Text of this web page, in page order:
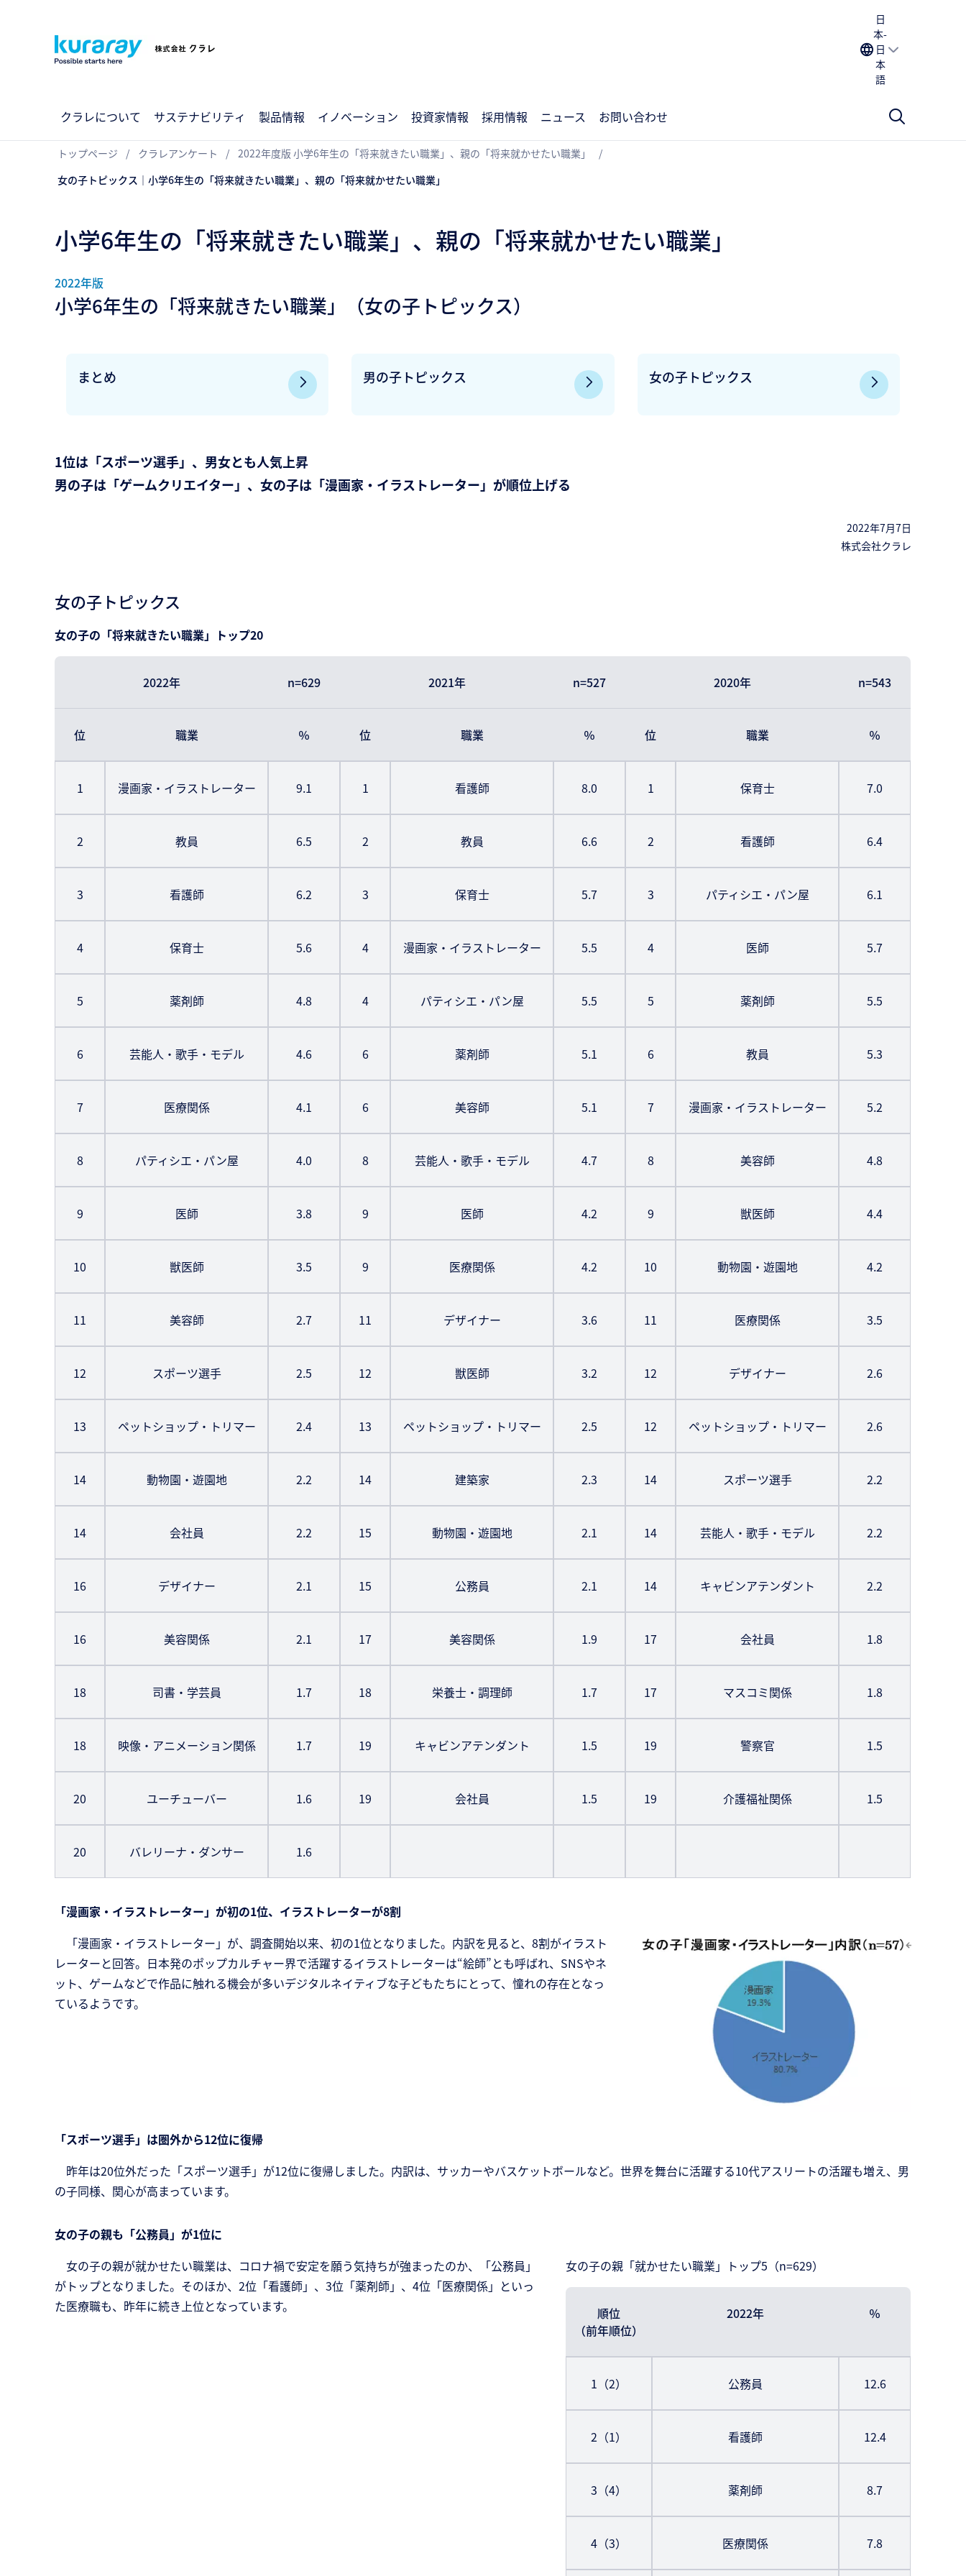
日
本-
日
本
語
クラレについて サステナビリティ 製品情報 イノベーション 投資家情報 採用情報 ニュース お問い合わせ
トップページ クラレアンケート
2022年度版 小学6年生の「将来就きたい職業」、親の「将来就かせたい職業」
女の子トピックス｜小学6年生の「将来就きたい職業」、親の「将来就かせたい職業」
小学6年生の「将来就きたい職業」、親の「将来就かせたい職業」
2022年版
小学6年生の「将来就きたい職業」（女の子トピックス）
まとめ 男の子トピックス 女の子トピックス
1位は「スポーツ選手」、男女とも人気上昇
男の子は「ゲームクリエイター」、女の子は「漫画家・イラストレーター」が順位上げる
2022年7月7日
株式会社クラレ
女の子トピックス
女の子の「将来就きたい職業」トップ20
2022年 n=629 2021年 n=527 2020年 n=543
位 職業 ％ 位 職業 ％ 位 職業 ％
1 漫画家・イラストレーター 9.1 1 看護師 8.0 1 保育士 7.0
2 教員 6.5 2 教員 6.6 2 看護師 6.4
3 看護師 6.2 3 保育士 5.7 3 パティシエ・パン屋 6.1
4 保育士 5.6 4 漫画家・イラストレーター 5.5 4 医師 5.7
5 薬剤師 4.8 4 パティシエ・パン屋 5.5 5 薬剤師 5.5
6 芸能人・歌手・モデル 4.6 6 薬剤師 5.1 6 教員 5.3
7 医療関係 4.1 6 美容師 5.1 7 漫画家・イラストレーター 5.2
8 パティシエ・パン屋 4.0 8 芸能人・歌手・モデル 4.7 8 美容師 4.8
9 医師 3.8 9 医師 4.2 9 獣医師 4.4
10 獣医師 3.5 9 医療関係 4.2 10 動物園・遊園地 4.2
11 美容師 2.7 11 デザイナー 3.6 11 医療関係 3.5
12 スポーツ選手 2.5 12 獣医師 3.2 12 デザイナー 2.6
13 ペットショップ・トリマー 2.4 13 ペットショップ・トリマー 2.5 12 ペットショップ・トリマー 2.6
14 動物園・遊園地 2.2 14 建築家 2.3 14 スポーツ選手 2.2
14 会社員 2.2 15 動物園・遊園地 2.1 14 芸能人・歌手・モデル 2.2
16 デザイナー 2.1 15 公務員 2.1 14 キャビンアテンダント 2.2
16 美容関係 2.1 17 美容関係 1.9 17 会社員 1.8
18 司書・学芸員 1.7 18 栄養士・調理師 1.7 17 マスコミ関係 1.8
18 映像・アニメーション関係 1.7 19 キャビンアテンダント 1.5 19 警察官 1.5
20 ユーチューバー 1.6 19 会社員 1.5 19 介護福祉関係 1.5
20 バレリーナ・ダンサー 1.6
「漫画家・イラストレーター」が初の1位、イラストレーターが8割
「漫画家・イラストレーター」が、調査開始以来、初の1位となりました。内訳を見ると、8割がイラスト
レーターと回答。日本発のポップカルチャー界で活躍するイラストレーターは“絵師”とも呼ばれ、SNSやネ
ット、ゲームなどで作品に触れる機会が多いデジタルネイティブな子どもたちにとって、憧れの存在となっ
ているようです。
「スポーツ選手」は圏外から12位に復帰
昨年は20位外だった「スポーツ選手」が12位に復帰しました。内訳は、サッカーやバスケットボールなど。世界を舞台に活躍する10代アスリートの活躍も増え、男
の子同様、関心が高まっています。
女の子の親も「公務員」が1位に
女の子の親が就かせたい職業は、コロナ禍で安定を願う気持ちが強まったのか、「公務員」
がトップとなりました。そのほか、2位「看護師」、3位「薬剤師」、4位「医療関係」といっ
た医療職も、昨年に続き上位となっています。
女の子の親「就かせたい職業」トップ5（n=629）
順位
（前年順位）
2022年 ％
1（2） 公務員 12.6
2（1） 看護師 12.4
3（4） 薬剤師 8.7
4（3） 医療関係 7.8